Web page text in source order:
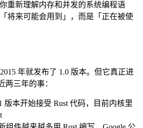
重新理解内存和并发的系统编程语
将来可能会用到」，而是「正在被使
年就发布了 1.0 版本。但它真正进
两三年的事：
版本开始接受 Rust 代码，目前内核里